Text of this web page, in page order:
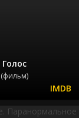
Голос
(фильм)